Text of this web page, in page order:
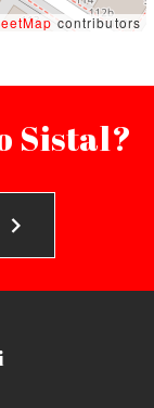
contributors
Sistal?